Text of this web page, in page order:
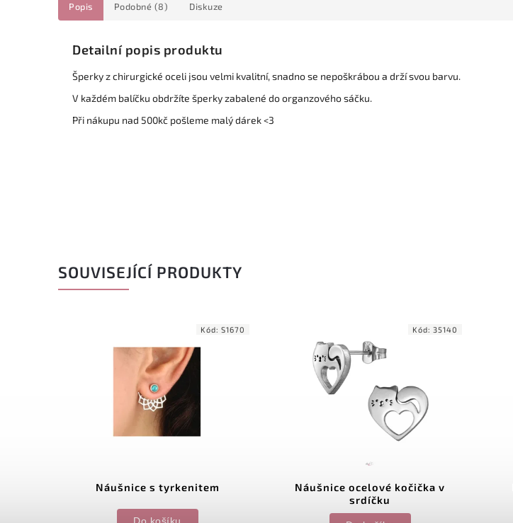
Popis Podobné (8) Diskuze
Detailní popis produktu
Šperky z chirurgické oceli jsou velmi kvalitní, snadno se nepoškrábou a drží svou barvu.
V každém balíčku obdržíte šperky zabalené do organzového sáčku.
Při nákupu nad 500kč pošleme malý dárek <3
SOUVISEJÍCÍ PRODUKTY
Náušnice s tyrkenitem
Kód: S1670
Náušnice ocelové kočička v
srdíčku
Kód: 35140